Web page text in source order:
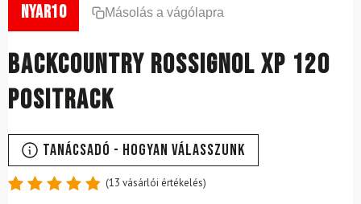
nyar10 Másolás a vágólapra
Backcountry rossignol XP 120
Positrack
Tanácsadó - Hogyan válasszunk
(13 vásárlói értékelés)